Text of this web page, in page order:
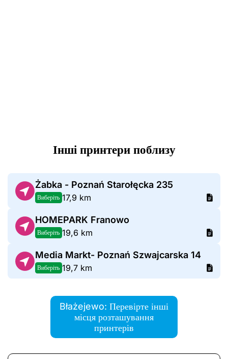
Інші принтери поблизу
Żabka - Poznań Starołęcka 235
Виберіть 17,9 km
HOMEPARK Franowo
Виберіть 19,6 km
Media Markt- Poznań Szwajcarska 14
Виберіть 19,7 km
Błażejewo: Перевірте інші
місця розташування
принтерів